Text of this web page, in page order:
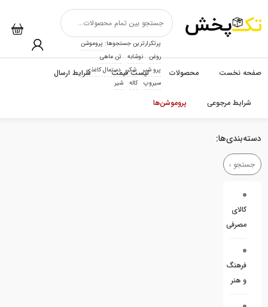
پرتکرارترین جستجوها: پروموشن
روغن
نوشابه
تن ماهی
پرو شیر
شکر
دستمال کاغذی
سیروپ
کاله شیر
صفحه نخست محصولات لیست قیمت شرایط ارسال
شرایط مرجوعی پروموشن‌ها
دسته‌بندی‌ها:
کالای
مصرفی
فرهنگ
و هنر